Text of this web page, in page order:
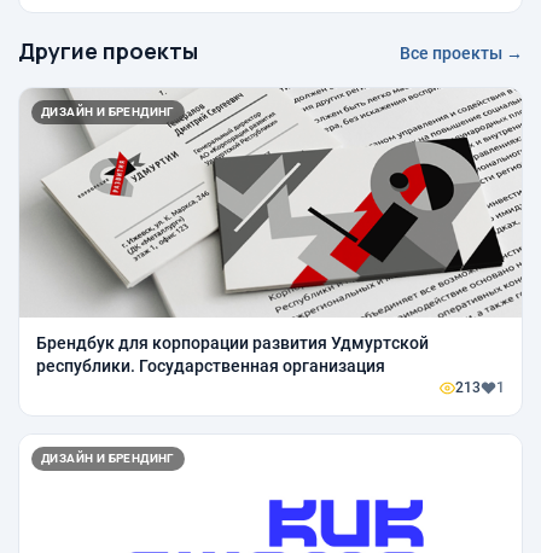
Другие проекты Все проекты →
ДИЗАЙН И БРЕНДИНГ
Брендбук для корпорации развития Удмуртской
республики. Государственная организация
213 1
ДИЗАЙН И БРЕНДИНГ